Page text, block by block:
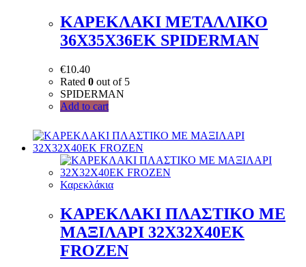
ΚΑΡΕΚΛΑΚΙ ΜΕΤΑΛΛΙΚΟ
36Χ35Χ36ΕΚ SPIDERMAN
€10.40
Rated 0 out of 5
SPIDERMAN
Add to cart
Καρεκλάκια
ΚΑΡΕΚΛΑΚΙ ΠΛΑΣΤΙΚΟ ΜΕ
ΜΑΞΙΛΑΡΙ 32Χ32Χ40ΕΚ
FROZEN